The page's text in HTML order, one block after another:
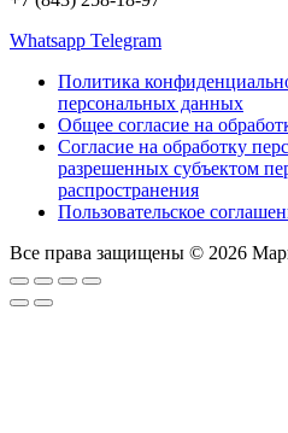
Whatsapp Telegram
Политика
персональных данных
Общее согласие на
Согласие на обработку
разрешенных субъектом
распространения
Пользовательское
Все права защищены © 2026